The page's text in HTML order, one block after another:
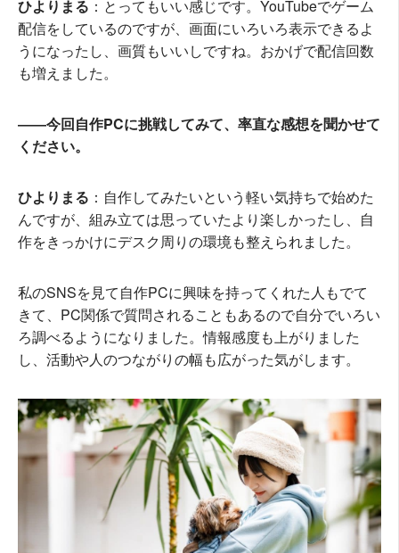
ひよりまる ：とってもいい感じです。YouTubeでゲーム
配信をしているのですが、画面にいろいろ表示できるよ
うになったし、画質もいいしですね。おかげで配信回数
も増えました。
――今回自作PCに挑戦してみて、率直な感想を聞かせて
ください。
ひよりまる ：自作してみたいという軽い気持ちで始めた
んですが、組み立ては思っていたより楽しかったし、自
作をきっかけにデスク周りの環境も整えられました。
私のSNSを見て自作PCに興味を持ってくれた人もでて
きて、PC関係で質問されることもあるので自分でいろい
ろ調べるようになりました。情報感度も上がりました
し、活動や人のつながりの幅も広がった気がします。